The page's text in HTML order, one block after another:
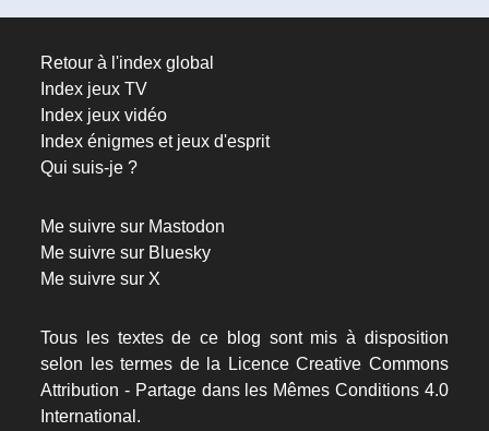
Retour à l'index global
Index jeux TV
Index jeux vidéo
Index énigmes et jeux d'esprit
Qui suis-je ?
Me suivre sur Mastodon
Me suivre sur Bluesky
Me suivre sur X
Tous les textes de ce blog sont mis à disposition
selon les termes de la
Licence Creative Commons
Attribution - Partage dans les Mêmes Conditions 4.0
International.